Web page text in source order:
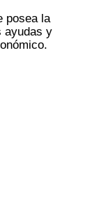
posea la
ayudas y